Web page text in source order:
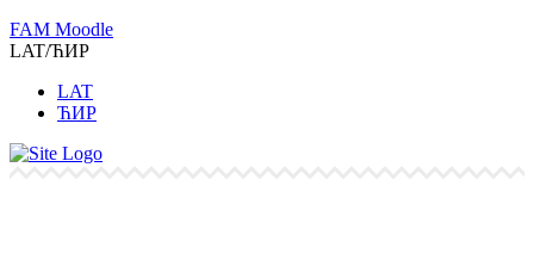
FAM Moodle
LAT/ЋИР
LAT
ЋИР